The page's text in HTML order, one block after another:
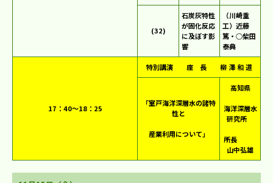
(32)
石炭灰特性
が固化反応
に及ぼす影
響
（川崎重
工）近藤
篤・○柴田
泰典
17：40～18：25
特別講演 座 長 柳 澤 和 道
「室戸海洋深層水の諸特
性と
産業利用について」
高知県
海洋深層水
研究所
所長
山中弘雄